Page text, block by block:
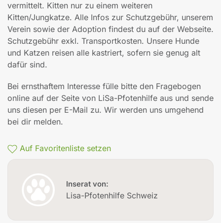
vermittelt. Kitten nur zu einem weiteren
Kitten/Jungkatze. Alle Infos zur Schutzgebühr, unserem
Verein sowie der Adoption findest du auf der Webseite.
Schutzgebühr exkl. Transportkosten. Unsere Hunde
und Katzen reisen alle kastriert, sofern sie genug alt
dafür sind.
Bei ernsthaftem Interesse fülle bitte den Fragebogen
online auf der Seite von LiSa-Pfotenhilfe aus und sende
uns diesen per E-Mail zu. Wir werden uns umgehend
bei dir melden.
Auf Favoritenliste setzen
Inserat von:
Lisa-Pfotenhilfe Schweiz